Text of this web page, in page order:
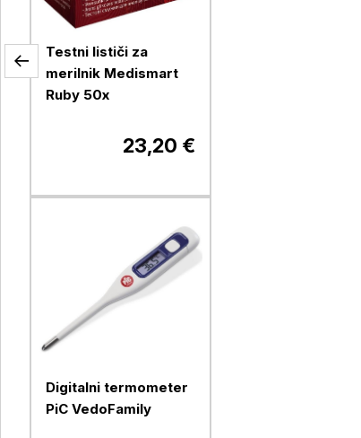
Testni lističi za
merilnik Medismart
Ruby 50x
23,20 €
Digitalni termometer
PiC VedoFamily